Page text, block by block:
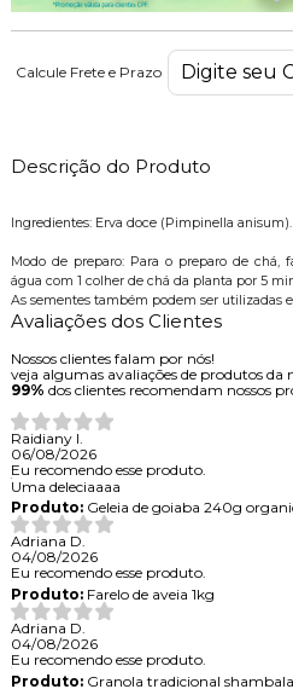
Calcule Frete e Prazo
Descrição do Produto
Ingredientes: Erva doce (Pimpinella
Modo de preparo: Para o preparo de chá,
gua com 1 colher de chá da planta por 5
As sementes também podem ser utilizadas
Avaliações dos Clientes
Nossos clientes falam por nós!
veja algumas avaliações de produtos da
99% dos clientes recomendam nossos
Raidiany I.
06/08/2026
Eu recomendo esse produto.
Uma deleciaaaa
Produto:Geleia de goiaba 240g
Adriana D.
04/08/2026
Eu recomendo esse produto.
Produto:Farelo de aveia 1kg
Adriana D.
04/08/2026
Eu recomendo esse produto.
Produto:Granola tradicional